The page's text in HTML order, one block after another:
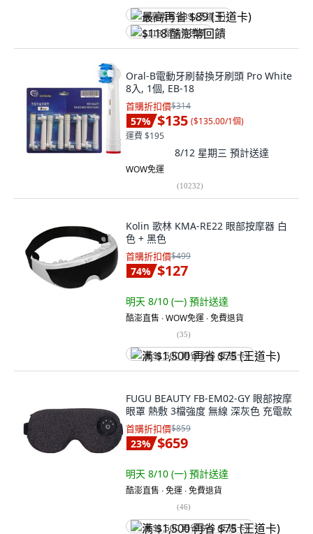
最高再省 $89 (王道卡)
$118 酷澎幣回饋
Oral-B電動牙刷替換牙刷頭 Pro White
8入, 1個, EB-18
首購折扣價$314
57% $135 ($135.00/1個)
運費 $195
8/12 星期三 預計送達
WOW免運
(10232)
Kolin 歌林 KMA-RE22 眼部按摩器 白
色 + 黑色
首購折扣價$499
74% $127
明天 8/10 (一) 預計送達
酷澎直售 ∙ WOW免運 ∙ 免費退貨
(35)
满 $1,500 再省 $75 (王道卡)
FUGU BEAUTY FB-EM02-GY 眼部按摩
眼罩 熱敷 3檔強度 無線 深灰色 充電款
首購折扣價$859
23% $659
明天 8/10 (一) 預計送達
酷澎直售 ∙ 免運 ∙ 免費退貨
(46)
满 $1,500 再省 $75 (王道卡)